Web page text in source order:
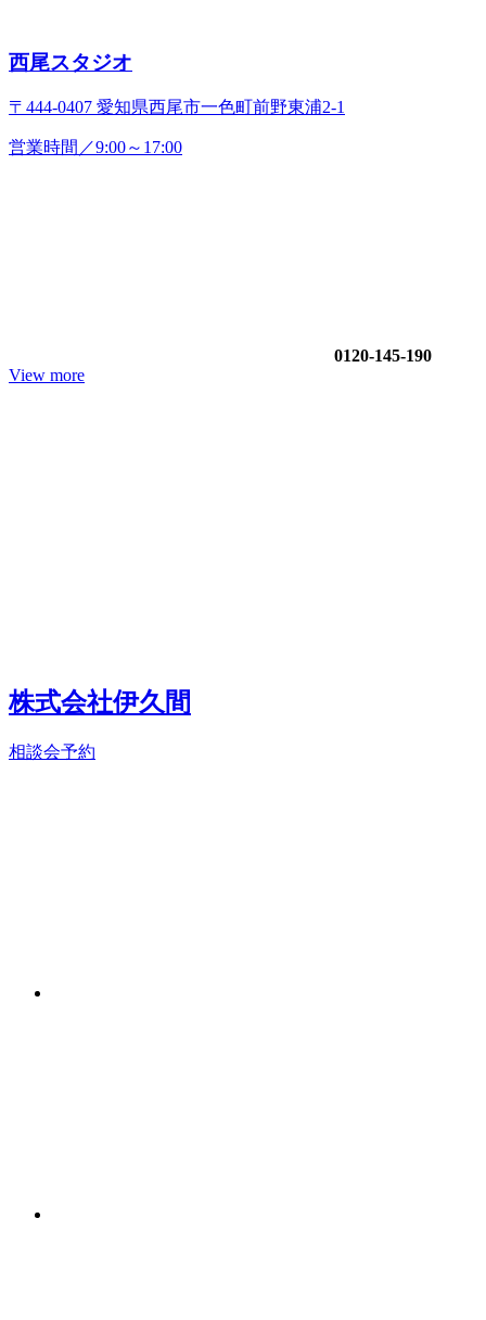
西尾スタジオ
〒444-0407 愛知県西尾市一色町前野東浦2-1
営業時間／9:00～17:00
0120-145-190
View more
株式会社伊久間
相談会予約